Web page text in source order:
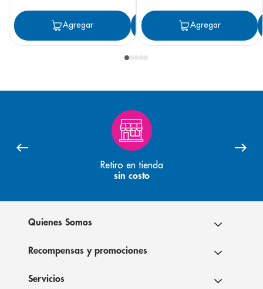
Agregar Agregar
Agregar
Retiro en tienda
sin costo
Quienes Somos
Recompensas y promociones
Servicios